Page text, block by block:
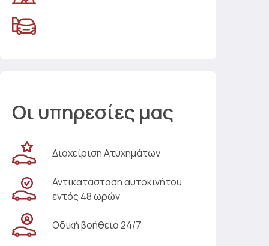
Οι υπηρεσίες μας
Διαχείριση Ατυχημάτων
Αντικατάσταση αυτοκινήτου
εντός 48 ωρών
Οδική βοήθεια 24/7